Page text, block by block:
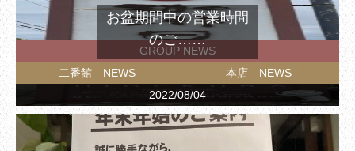
GROUP NEWS
二番館 NEWS
本店 NEWS
2022/08/04
お盆期間中の営業時間
のご……